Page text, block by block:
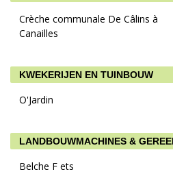
Crèche communale De Câlins à
Canailles
KWEKERIJEN EN TUINBOUW
O'Jardin
LANDBOUWMACHINES &
Belche F ets